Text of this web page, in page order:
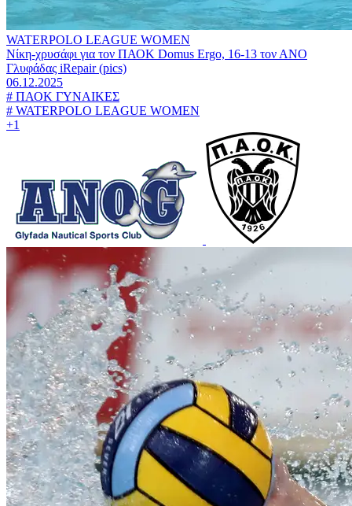
WATERPOLO LEAGUE WOMEN
Νίκη-χρυσάφι για τον ΠΑΟΚ Domus Ergo, 16-13 τον ΑΝΟ
Γλυφάδας iRepair (pics)
06.12.2025
# ΠΑΟΚ ΓΥΝΑΙΚΕΣ
# WATERPOLO LEAGUE WOMEN
+1